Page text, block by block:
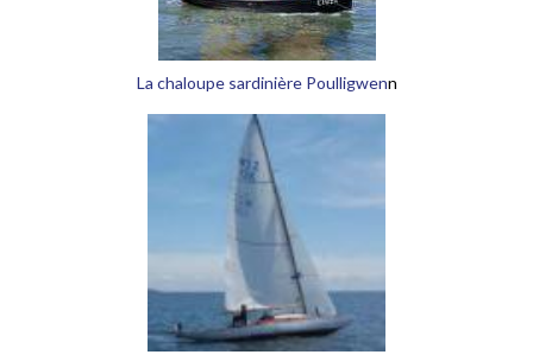
La chaloupe sardinière Poulligwenn